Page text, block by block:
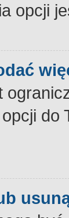
opcji